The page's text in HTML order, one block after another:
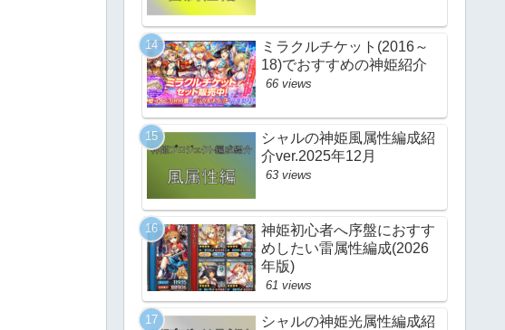
ミラクルチケット(2016～
18)でおすすめの神姫紹介
66 views
シャルの神姫風属性編成紹
介ver.2025年12月
63 views
神姫初心者へ序盤におすす
めしたい雷属性編成(2026
年版)
61 views
シャルの神姫光属性編成紹